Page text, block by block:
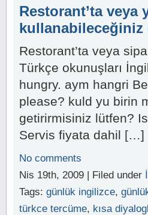
Restorant’ta veya
Restorant’ta veya
Türkçe okunuşları
hungry. aym hangri
please? kuld yu birin
getirirmisiniz lütfen?
Servis fiyata dahil […]
No comments
Nis 19th, 2009 | Filed under
Tags: günlük ingilizce,
türkce tercüme, kısa